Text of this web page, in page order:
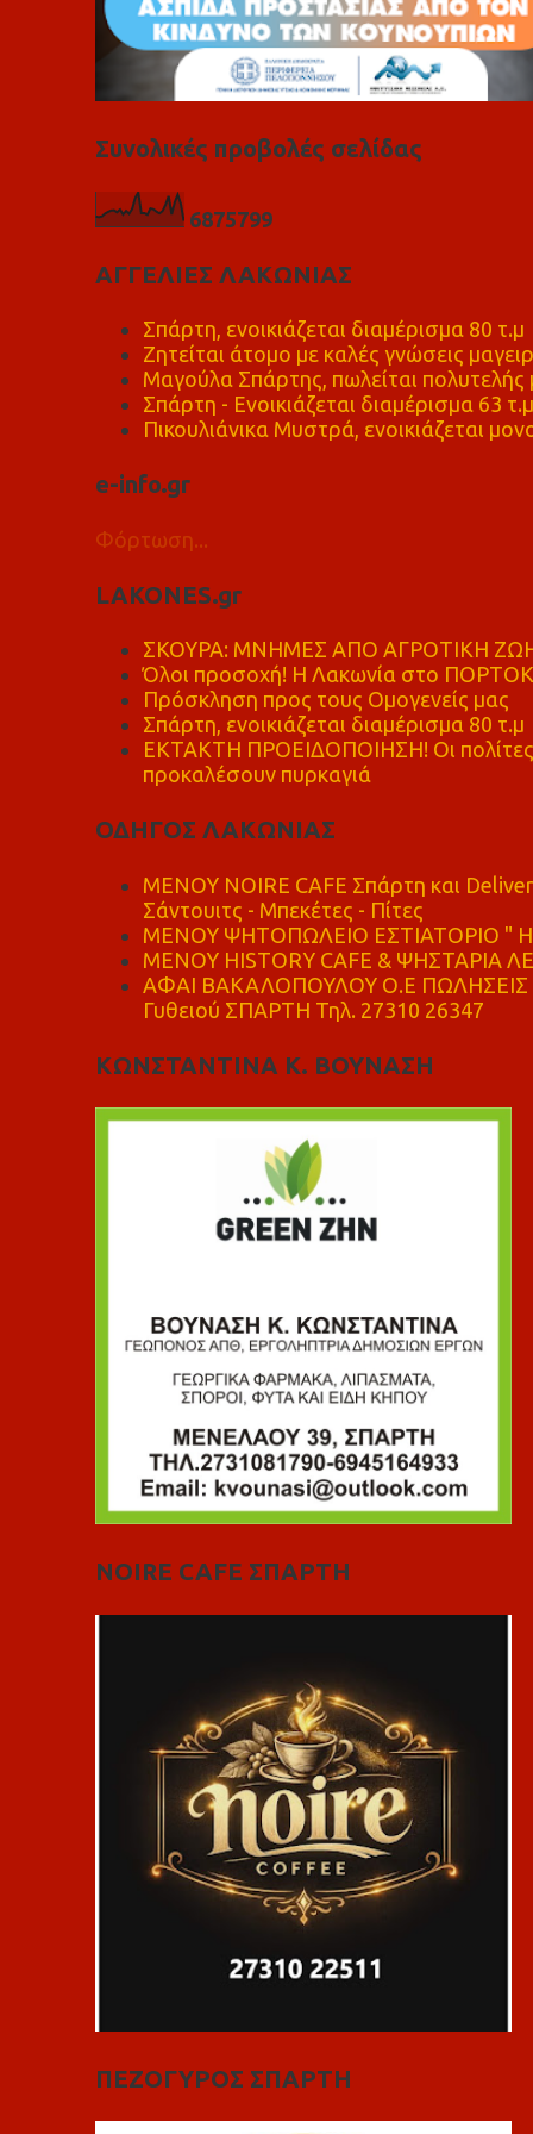
Συνολικές προβολές σελίδας
6875799
ΑΓΓΕΛΙΕΣ ΛΑΚΩΝΙΑΣ
Σπάρτη, ενοικιάζεται διαμέρισμα 80 τ.μ
Ζητείται άτομο με καλές γνώσεις
Μαγούλα Σπάρτης, πωλείται πολυτελής
Σπάρτη - Ενοικιάζεται διαμέρισμα 63 τ.μ
Πικουλιάνικα Μυστρά, ενοικιάζεται
e-info.gr
Φόρτωση...
LAKONES.gr
ΣΚΟΥΡΑ: ΜΝΗΜΕΣ ΑΠΟ ΑΓΡΟΤΙΚΗ
Όλοι προσοχή! Η Λακωνία στο
Πρόσκληση προς τους Ομογενείς μας
Σπάρτη, ενοικιάζεται διαμέρισμα 80 τ.μ
ΕΚΤΑΚΤΗ ΠΡΟΕΙΔΟΠΟΙΗΣΗ! Οι πολίτες
προκαλέσουν πυρκαγιά
ΟΔΗΓΟΣ ΛΑΚΩΝΙΑΣ
MENOY NOIRE CAFE Σπάρτη και
Σάντουιτς - Μπεκέτες - Πίτες
ΜΕΝΟΥ ΨΗΤΟΠΩΛΕΙΟ ΕΣΤΙΑΤΟΡΙΟ "
ΜΕΝΟΥ HISTORY CAFE & ΨΗΣΤΑΡΙΑ
ΑΦΑΙ ΒΑΚΑΛΟΠΟΥΛΟΥ Ο.Ε ΠΩΛΗΣΕΙΣ
Γυθειού ΣΠΑΡΤΗ Τηλ. 27310 26347
ΚΩΝΣΤΑΝΤΙΝΑ Κ. ΒΟΥΝΑΣΗ
NOIRE CAFE ΣΠΑΡΤΗ
ΠΕΖΟΓΥΡΟΣ ΣΠΑΡΤΗ